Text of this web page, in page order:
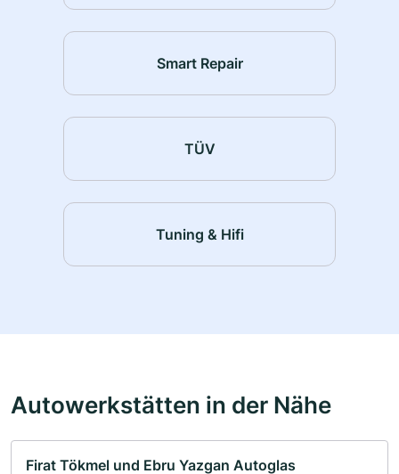
Smart Repair
TÜV
Tuning & Hifi
Autowerkstätten in der Nähe
Firat Tökmel und Ebru Yazgan Autoglas